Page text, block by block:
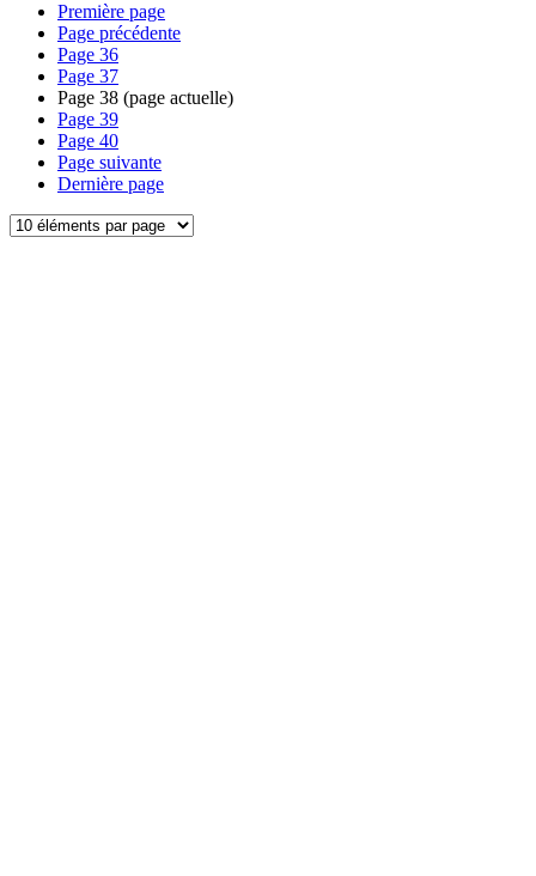
Première page
Page précédente
Page 36
Page 37
Page 38 (page actuelle)
Page 39
Page 40
Page suivante
Dernière page